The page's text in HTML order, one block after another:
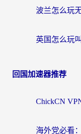
回国加速器推荐